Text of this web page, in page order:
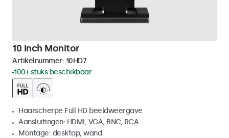
10 Inch Monitor
Artikelnummer: 10HD7
100+ stuks beschikbaar
Haarscherpe Full HD beeldweergave
Aansluitingen: HDMI, VGA, BNC, RCA
Montage: desktop, wand